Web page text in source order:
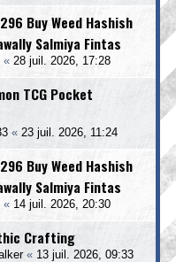
Buy Weed Hashish
Salmiya Fintas
« 28 juil. 2026, 17:28
TCG Pocket
« 23 juil. 2026, 11:24
Buy Weed Hashish
Salmiya Fintas
« 14 juil. 2026, 20:30
Crafting
« 13 juil. 2026, 09:33